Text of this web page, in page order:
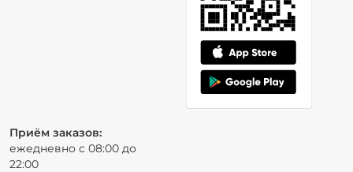
Приём заказов:
ежедневно с 08:00 до
22:00